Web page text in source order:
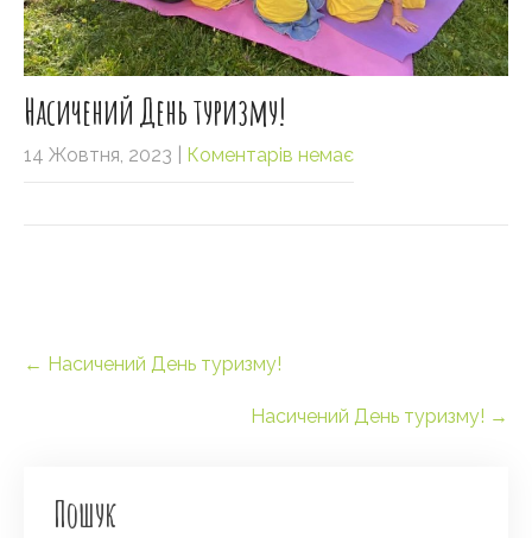
Насичений День туризму!
14 Жовтня, 2023 Коментарів немає
Post
navigation
← Насичений День туризму!
Насичений День туризму! →
Пошук